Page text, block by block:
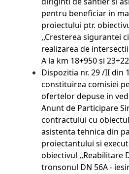
pentru beneficiar in
proiectului ptr.
,,Cresterea sigurantei
realizarea de
A la km 18+950 si
Dispozitia nr. 29 /II din
constituirea comisiei
ofertelor depuse in
Anunt de Participare
contractului cu
asistenta tehnica din
proiectantului si
obiectivul ,,Reabilitare
tronsonul DN 56A -